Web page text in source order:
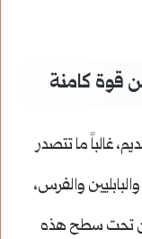
قوة كامنة
غالباً ما تتصدر
والفرس،
لكن تحت سطح هذه